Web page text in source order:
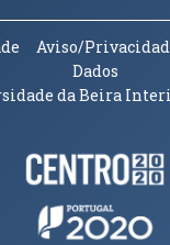
Aviso/
Dados
da Beira
e